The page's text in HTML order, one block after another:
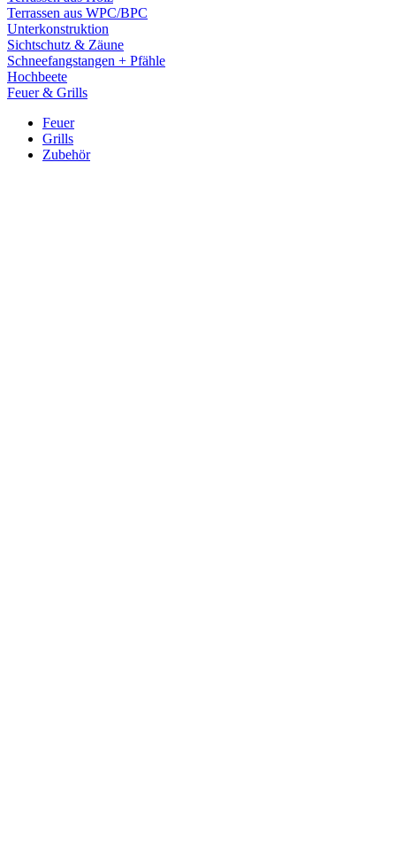
Terrassen aus WPC/BPC
Unterkonstruktion
Sichtschutz & Zäune
Schneefangstangen + Pfähle
Hochbeete
Feuer & Grills
Feuer
Grills
Zubehör